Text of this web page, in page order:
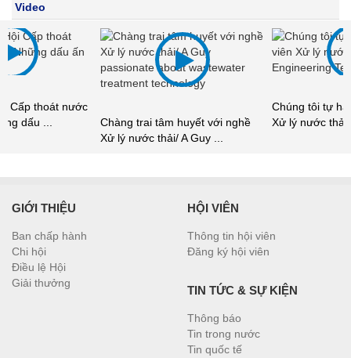
Video
Chàng trai tâm huyết với nghề
Xử lý nước thải/ A Guy ...
Chúng tôi tự hào là Kỹ thuật viên
Xử lý nước thải/ ...
GIỚI THIỆU
Ban chấp hành
Chi hội
Điều lệ Hội
Giải thưởng
HỘI VIÊN
Thông tin hội viên
Đăng ký hội viên
TIN TỨC & SỰ KIỆN
Thông báo
Tin trong nước
Tin quốc tế